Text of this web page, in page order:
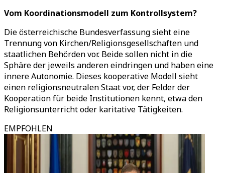
Vom Koordinationsmodell zum Kontrollsystem?
Die österreichische Bundesverfassung sieht eine
Trennung von Kirchen/Religionsgesellschaften und
staatlichen Behörden vor. Beide sollen nicht in die
Sphäre der jeweils anderen eindringen und haben eine
innere Autonomie. Dieses kooperative Modell sieht
einen religionsneutralen Staat vor, der Felder der
Kooperation für beide Institutionen kennt, etwa den
Religionsunterricht oder karitative Tätigkeiten.
EMPFOHLEN